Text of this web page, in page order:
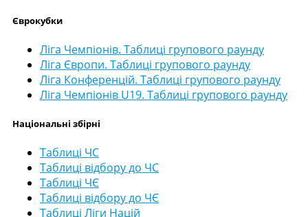
Єврокубки
Ліга Чемпіонів. Таблиці групового раунду
Ліга Європи. Таблиці групового раунду
Ліга Конференцій. Таблиці групового раунду
Ліга Чемпіонів U19. Таблиці групового раунду
Національні збірні
Таблиці ЧС
Таблиці відбору до ЧС
Таблиці ЧЄ
Таблиці відбору до ЧЄ
Таблиці Ліги Націй